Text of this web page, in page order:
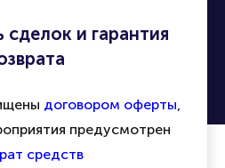
сделок и гарантия
договором оферты,
предусмотрен
средств